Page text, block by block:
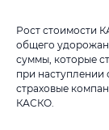
Рост стоимости
общего
суммы, которые
при наступлении
страховые
КАСКО.